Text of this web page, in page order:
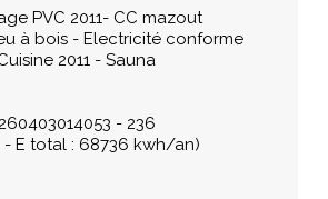
PVC 2011- CC mazout
à bois - Electricité conforme
2011 - Sauna
- 236
- E total : 68736 kwh/an)